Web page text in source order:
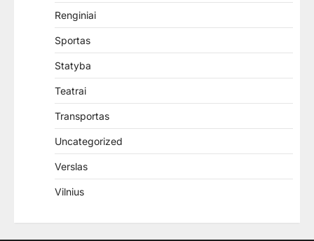
Renginiai
Sportas
Statyba
Teatrai
Transportas
Uncategorized
Verslas
Vilnius